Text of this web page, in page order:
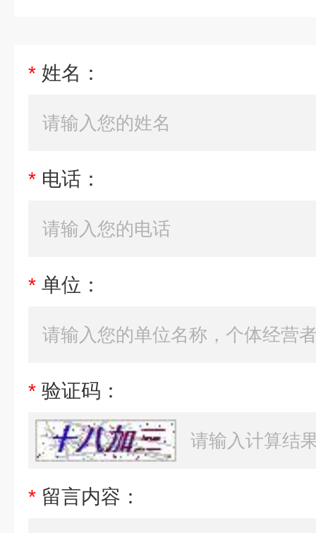
* 姓名：
* 电话：
* 单位：
* 验证码：
* 留言内容：